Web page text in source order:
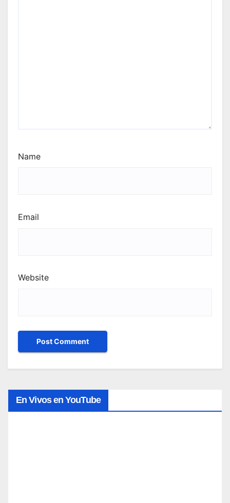
Name
Email
Website
En Vivos en YouTube